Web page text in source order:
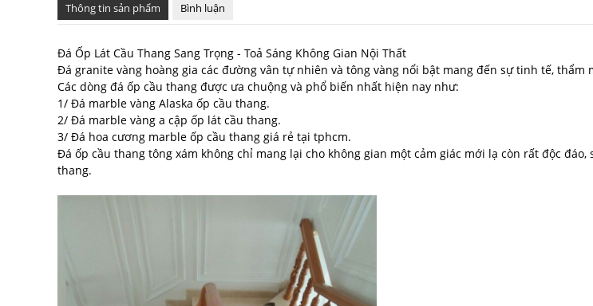
Thông tin sản phẩm Bình luận
Đá Ốp Lát Cầu Thang Sang Trọng - Toả Sáng Không Gian Nội Thất
Đá granite vàng hoàng gia các đường vân tự nhiên và tông vàng nổi bật mang đến sự tinh tế, thẩm
Các dòng đá ốp cầu thang được ưa chuộng và phổ biến nhất hiện nay như:
1/ Đá marble vàng Alaska ốp cầu thang.
2/ Đá marble vàng a cập ốp lát cầu thang.
3/ Đá hoa cương marble ốp cầu thang giá rẻ tại tphcm.
Đá ốp cầu thang tông xám không chỉ mang lại cho không gian một cảm giác mới lạ còn rất độc đáo,
thang.